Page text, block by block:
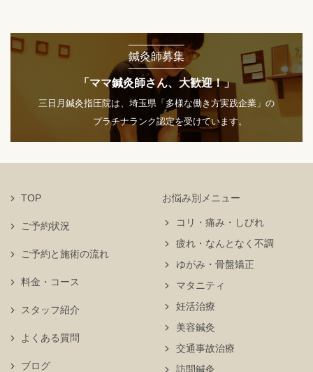
鍼灸師募集
「ママ鍼灸師さん、大歓迎！」
三日月鍼灸指圧院は、埼玉県「多様な働き方実践企業」の
プラチナランク認定を受けています。
TOP
ご予約状況
お悩み別メニュー
コリ・痛み・しびれ
疲れ・なんとなく不調
ゆがみ・骨盤矯正
マタニティ
妊活治療
美容鍼灸
交通事故治療
訪問鍼灸
ご予約と施術の流れ
料金・コース
スタッフ紹介
よくある質問
ブログ